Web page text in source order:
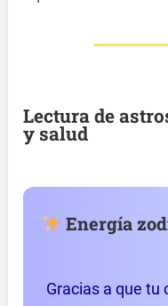
Lectura de
y salud
Energía
Gracias a que tu